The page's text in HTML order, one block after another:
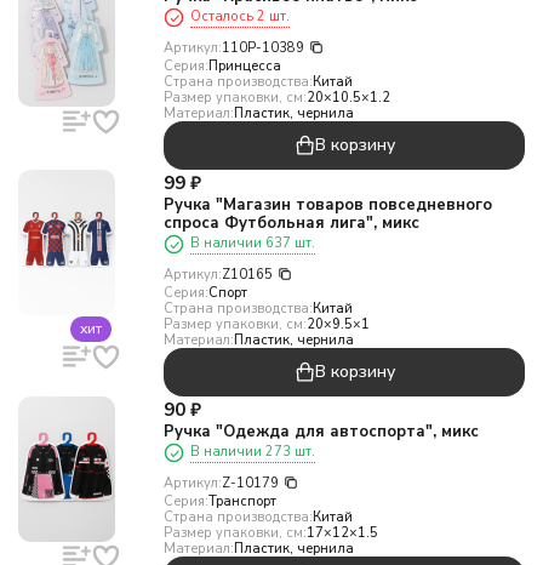
Осталось 2 шт.
Артикул:110P-10389
Серия:Принцесса
Страна производства:Китай
Размер упаковки, см:20×10.5×1.2
Материал:Пластик, чернила
В корзину
хит
99 ₽
Ручка "Магазин товаров повседневного
спроса Футбольная лига", микс
В наличии 637 шт.
Артикул:Z10165
Серия:Спорт
Страна производства:Китай
Размер упаковки, см:20×9.5×1
Материал:Пластик, чернила
В корзину
90 ₽
Ручка "Одежда для автоспорта", микс
В наличии 273 шт.
Артикул:Z-10179
Серия:Транспорт
Страна производства:Китай
Размер упаковки, см:17×12×1.5
Материал:Пластик, чернила